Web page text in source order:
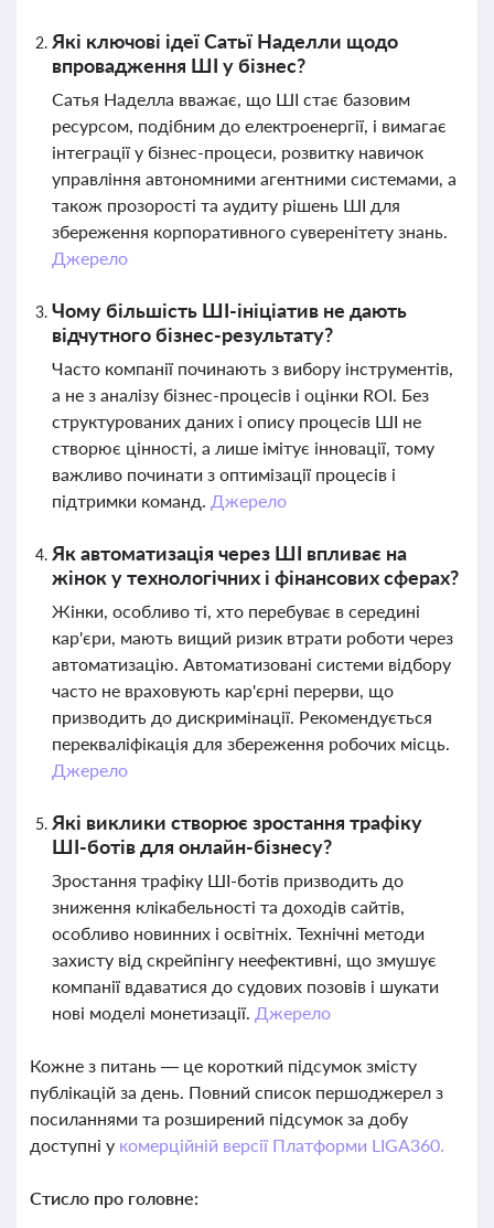
Які ключові ідеї Сатьї Наделли щодо
впровадження ШІ у бізнес?
Сатья Наделла вважає, що ШІ стає базовим
ресурсом, подібним до електроенергії, і вимагає
інтеграції у бізнес-процеси, розвитку навичок
управління автономними агентними системами, а
також прозорості та аудиту рішень ШІ для
збереження корпоративного суверенітету знань.
Джерело
Чому більшість ШІ-ініціатив не дають
відчутного бізнес-результату?
Часто компанії починають з вибору інструментів,
а не з аналізу бізнес-процесів і оцінки ROI. Без
структурованих даних і опису процесів ШІ не
створює цінності, а лише імітує інновації, тому
важливо починати з оптимізації процесів і
підтримки команд. Джерело
Як автоматизація через ШІ впливає на
жінок у технологічних і фінансових сферах?
Жінки, особливо ті, хто перебуває в середині
кар'єри, мають вищий ризик втрати роботи через
автоматизацію. Автоматизовані системи відбору
часто не враховують кар'єрні перерви, що
призводить до дискримінації. Рекомендується
перекваліфікація для збереження робочих місць.
Джерело
Які виклики створює зростання трафіку
ШІ-ботів для онлайн-бізнесу?
Зростання трафіку ШІ-ботів призводить до
зниження клікабельності та доходів сайтів,
особливо новинних і освітніх. Технічні методи
захисту від скрейпінгу неефективні, що змушує
компанії вдаватися до судових позовів і шукати
нові моделі монетизації. Джерело
Кожне з питань — це короткий підсумок змісту
публікацій за день. Повний список першоджерел з
посиланнями та розширений підсумок за добу
доступні у комерційній версії Платформи LIGA360.
Стисло про головне: